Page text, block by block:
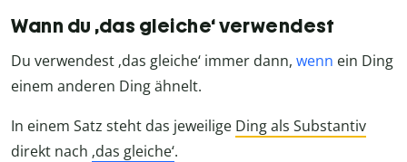
Wann du ‚das gleiche‘ verwendest
Du verwendest ‚das gleiche‘ immer dann, wenn ein Ding
einem anderen Ding ähnelt.
In einem Satz steht das jeweilige Ding als Substantiv
direkt nach ‚das gleiche‘.